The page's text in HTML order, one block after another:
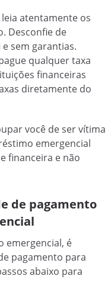
leia atentamente os
Desconfie de
sem garantias.
qualquer taxa
financeiras
diretamente do
você de ser vítima
emergencial
financeira e não
de pagamento
emergencial, é
pagamento para
abaixo para